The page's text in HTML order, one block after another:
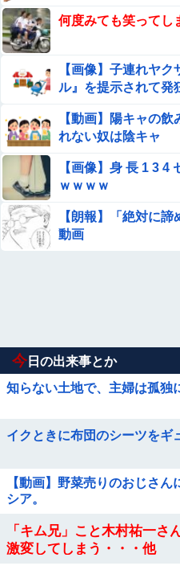
何度みても笑ってし
【画像】子連れヤ
ル』を提示されて発
【動画】陽キャの
れない奴は陰キャ
【画像】身 長 1 3 4
ｗｗｗｗ
【朗報】「絶対に
動画
今 日の出来事とか
知らない土地で、主婦は孤独
イクときに布団のシーツをギ
【動画】野菜売りのおじさ
シア。
「キム兄」こと木村祐一さ
激変してしまう・・・他